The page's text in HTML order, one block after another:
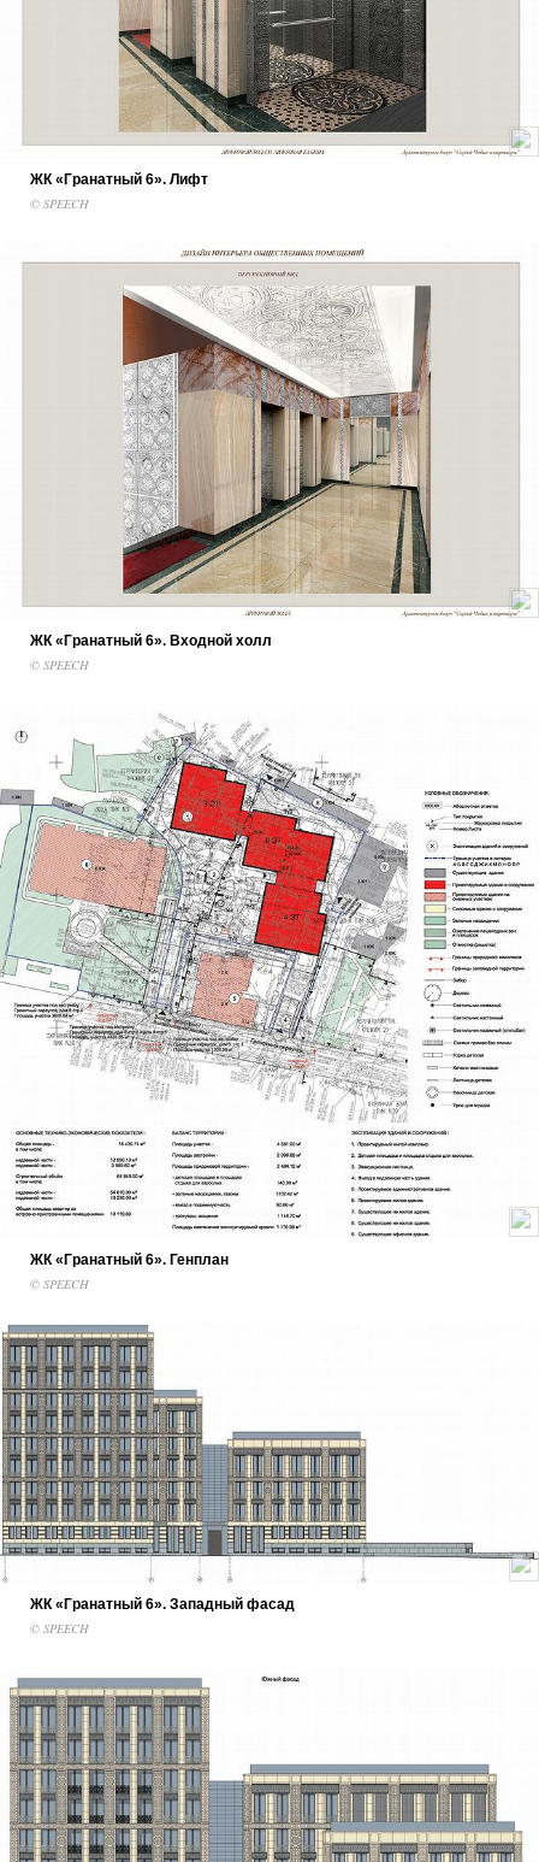
ЖК «Гранатный 6». Лифт
© SPEECH
ЖК «Гранатный 6». Входной холл
© SPEECH
ЖК «Гранатный 6». Генплан
© SPEECH
ЖК «Гранатный 6». Западный фасад
© SPEECH